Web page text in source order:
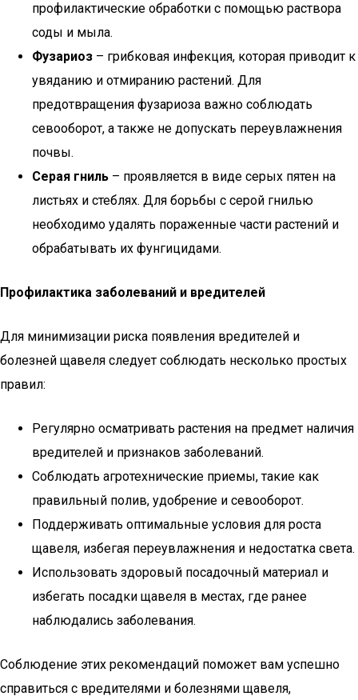
профилактические обработки с помощью раствора
соды и мыла.
Фузариоз – грибковая инфекция, которая приводит к
увяданию и отмиранию растений. Для
предотвращения фузариоза важно соблюдать
севооборот, а также не допускать переувлажнения
почвы.
Серая гниль – проявляется в виде серых пятен на
листьях и стеблях. Для борьбы с серой гнилью
необходимо удалять пораженные части растений и
обрабатывать их фунгицидами.
Профилактика заболеваний и вредителей
Для минимизации риска появления вредителей и
болезней щавеля следует соблюдать несколько простых
правил:
Регулярно осматривать растения на предмет наличия
вредителей и признаков заболеваний.
Соблюдать агротехнические приемы, такие как
правильный полив, удобрение и севооборот.
Поддерживать оптимальные условия для роста
щавеля, избегая переувлажнения и недостатка света.
Использовать здоровый посадочный материал и
избегать посадки щавеля в местах, где ранее
наблюдались заболевания.
Соблюдение этих рекомендаций поможет вам успешно
справиться с вредителями и болезнями щавеля,